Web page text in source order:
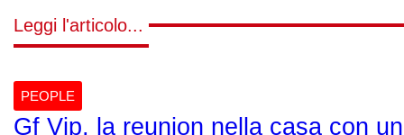
Leggi l'articolo...
PEOPLE
Gf Vip, la reunion nella casa con